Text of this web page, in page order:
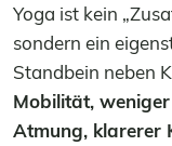
Yoga ist kein
sondern ein
Standbein neben
Mobilität,
Atmung, klarerer